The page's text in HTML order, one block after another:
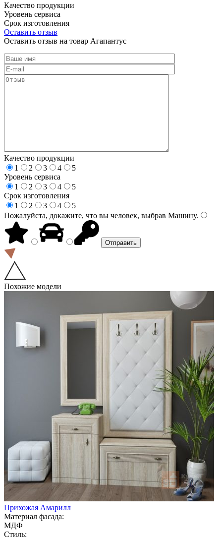
Качество продукции
Уровень сервиса
Срок изготовления
Оставить отзыв
Оставить отзыв на товар Агапантус
Качество продукции
1
2 3 4
5
Уровень сервиса
1
2 3 4
5
Срок изготовления
1
2 3 4
5
Пожалуйста, докажите, что вы человек, выбрав Машину.
Похожие модели
Прихожая Амарилл
Материал фасада:
МДФ
Стиль: